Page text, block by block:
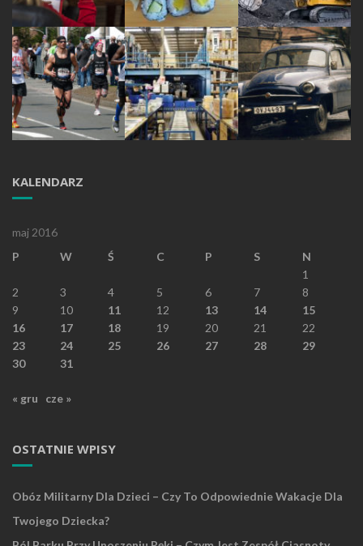
KALENDARZ
maj 2016
P
W Ś C P S
N
1
2
3 4 5 6 7
8
9
10 11 12 13 14
15
16
17 18 19 20 21
22
23
24 25 26 27 28
29
30
31
« gru cze »
OSTATNIE WPISY
Obóz Militarny Dla Dzieci – Czy To Odpowiednie Wakacje Dla
Twojego Dziecka?